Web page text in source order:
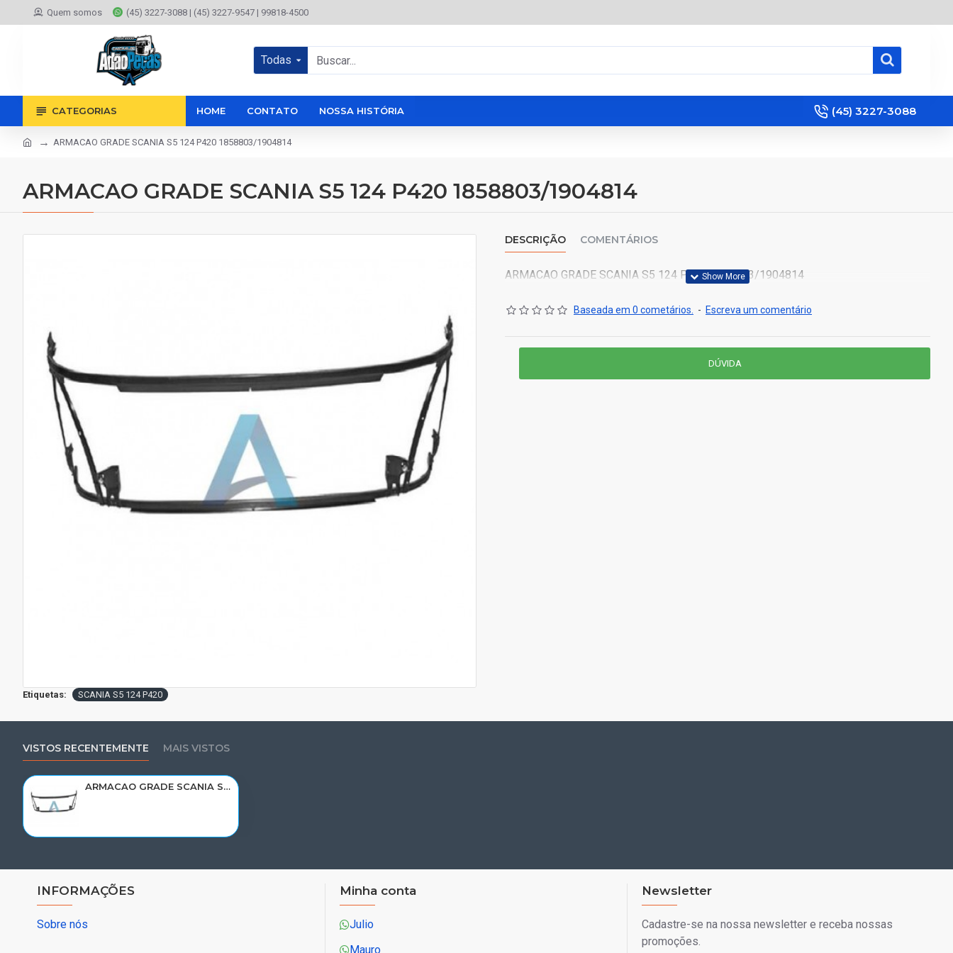
Quem somos (45) 3227-3088 | (45) 3227-9547 | 99818-4500
Todas
CATEGORIAS HOME CONTATO NOSSA HISTÓRIA (45) 3227-3088
ARMACAO GRADE SCANIA S5 124 P420 1858803/1904814
ARMACAO GRADE SCANIA S5 124 P420 1858803/1904814
DESCRIÇÃO COMENTÁRIOS
ARMACAO GRADE SCANIA S5 124 P420 1858803/1904814
Baseada em 0 cometários. - Escreva um comentário
DÚVIDA
Etiquetas: SCANIA S5 124 P420
VISTOS RECENTEMENTE MAIS VISTOS
ARMACAO GRADE SCANIA S5 124 P420 1858803/1904814
INFORMAÇÕES
Sobre nós
Minha conta
Julio
Mauro
Newsletter
Cadastre-se na nossa newsletter e receba nossas
promoções.